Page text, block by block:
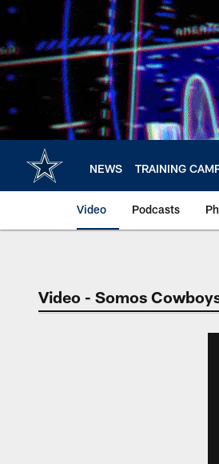
Skip
main
content
NEWS TRAINING
Video Podcasts
Video - Somos